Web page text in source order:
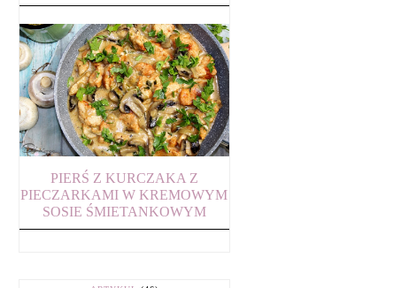
PIERŚ Z KURCZAKA Z
PIECZARKAMI W KREMOWYM
SOSIE ŚMIETANKOWYM